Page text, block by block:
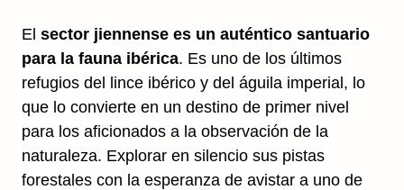
El sector jiennense es un auténtico santuario
para la fauna ibérica. Es uno de los últimos
refugios del lince ibérico y del águila imperial, lo
que lo convierte en un destino de primer nivel
para los aficionados a la observación de la
naturaleza. Explorar en silencio sus pistas
forestales con la esperanza de avistar a uno de